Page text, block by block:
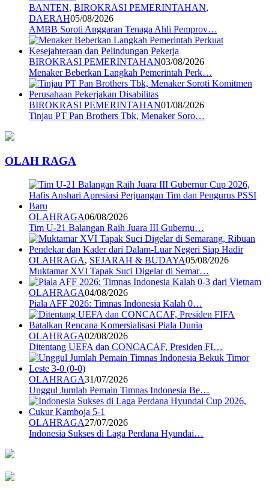
BANTEN, BIROKRASI PEMERINTAHAN,
DAERAH05/08/2026
AMBB Soroti Anggaran Tenaga Ahli Pemprov…
BIROKRASI PEMERINTAHAN03/08/2026
Menaker Beberkan Langkah Pemerintah Perk…
BIROKRASI PEMERINTAHAN01/08/2026
Tinjau PT Pan Brothers Tbk, Menaker Soro…
OLAH RAGA
OLAHRAGA06/08/2026
Tim U-21 Balangan Raih Juara III Gubernu…
OLAHRAGA, SEJARAH & BUDAYA05/08/2026
Muktamar XVI Tapak Suci Digelar di Semar…
OLAHRAGA04/08/2026
Piala AFF 2026: Timnas Indonesia Kalah 0…
OLAHRAGA02/08/2026
Ditentang UEFA dan CONCACAF, Presiden FI…
OLAHRAGA31/07/2026
Unggul Jumlah Pemain Timnas Indonesia Be…
OLAHRAGA27/07/2026
Indonesia Sukses di Laga Perdana Hyundai…